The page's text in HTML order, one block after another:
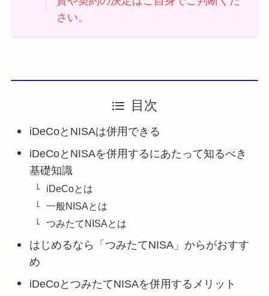
さい。
目次
iDeCoとNISAは併用できる
iDeCoとNISAを併用するにあたって知るべき
基礎知識
iDeCoとは
一般NISAとは
つみたてNISAとは
はじめるなら「つみたてNISA」からがおすす
め
iDeCoとつみたてNISAを併用するメリット